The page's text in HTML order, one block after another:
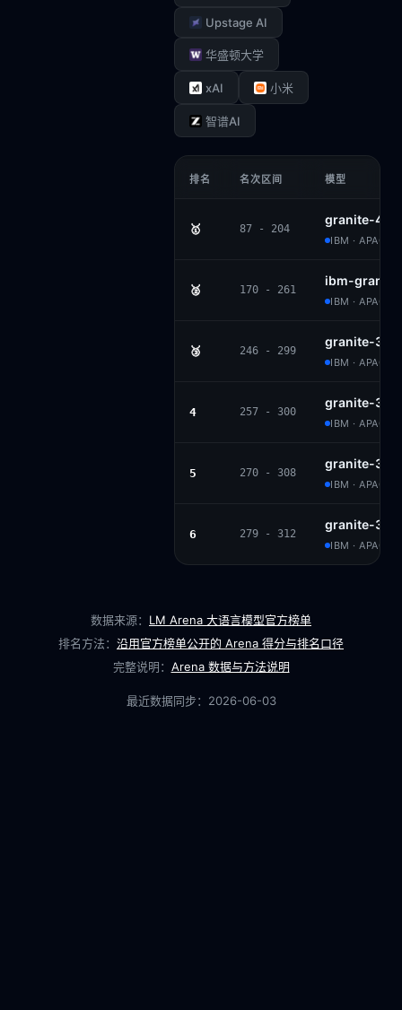
Upstage AI
华盛顿大学
xAI 小米
智谱AI
排名 名次区间 模型
🥇 87 - 204
granite-4.1-
IBM ·
🥈 170 - 261
ibm-
IBM ·
🥉 246 - 299
granite-
IBM ·
4 257 - 300
granite-
IBM ·
5 270 - 308
granite-
IBM ·
6 279 - 312
granite-
IBM ·
数据来源： LM Arena 大语言模型官方榜单
排名方法： 沿用官方榜单公开的 Arena 得分与排名口径
完整说明： Arena 数据与方法说明
最近数据同步： 2026-06-03